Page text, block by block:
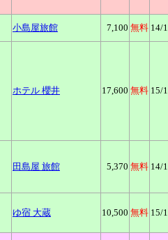
小島屋旅館 7,100 無料 14/
ホテル 櫻井 17,600 無料 15/
田島屋 旅館 5,370 無料 14/
ゆ宿 大蔵 10,500 無料 15/